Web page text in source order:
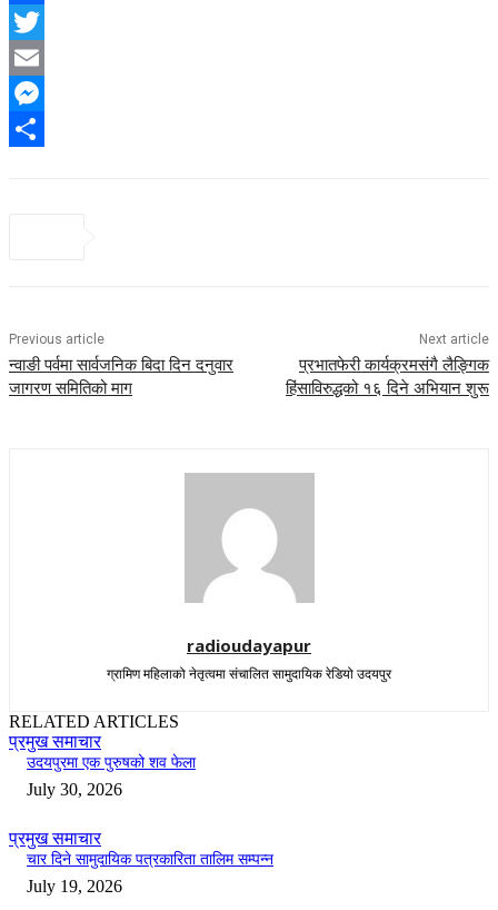
Facebook
Twitter
Email
Messenger
Previous article
न्वाङी पर्वमा सार्वजनिक बिदा दिन दनुवार
जागरण समितिको माग
Next article
प्रभातफेरी कार्यक्रमसंगै लैङ्गिक
हिंसाविरुद्धको १६ दिने अभियान शुरू
radioudayapur
ग्रामिण महिलाको नेतृत्वमा संचालित सामुदायिक रेडियो उदयपुर
RELATED ARTICLES
प्रमुख समाचार
उदयपुरमा एक पुरुषको शव फेला
July 30, 2026
प्रमुख समाचार
चार दिने सामुदायिक पत्रकारिता तालिम सम्पन्न
July 19, 2026